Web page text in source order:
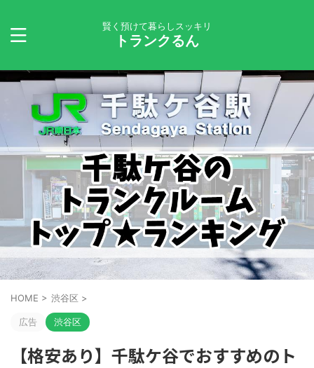
賢く預けて暮らしスッキリ
トランクるん
HOME > 渋谷区 >
広告 渋谷区
【格安あり】千駄ケ谷でおすすめのト